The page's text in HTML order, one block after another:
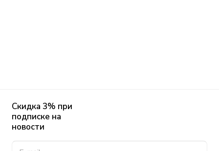
Скидка 3% при
подписке на
новости